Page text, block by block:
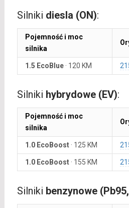
Silniki diesla (ON):
Pojemność i moc
silnika
1.5 EcoBlue· 120 KM
Silniki hybrydowe (EV):
Pojemność i moc
silnika
1.0 EcoBoost· 125 KM
1.0 EcoBoost· 155 KM
Silniki benzynowe